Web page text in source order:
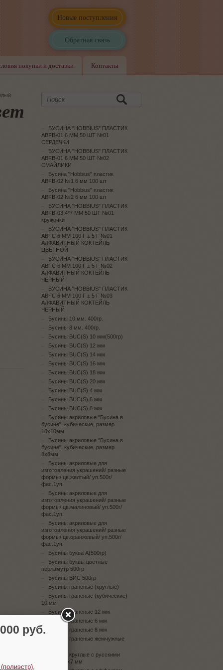
Новые поступления
Обратная связь
покупки и доставки Контакты
БУСИНА "HOBBIUS" ПЛАСТИК
ABFB-01 6 ММ 50 ШТ №01
СЕРДЕЧКИ
БУСИНА "HOBBIUS" ПЛАСТИК
ABFB-01 6 ММ 50 ШТ №02
СМАЙЛИКИ
Бусина "Hobbius" пластик
ABFB-02 №1 6 мм 100 шт
Бусина "Hobbius" пластик
ABFB-02 №2 6 мм 100 шт
БУСИНА "HOBBIUS" ПЛАСТИК
ABFB-03 4*7 ММ 50 ШТ №01
кружочки
БУСИНА "HOBBIUS" ПЛАСТИК
ABFC 6 ММ 100 Г ± 5 Г №01
АЛФАВИТНЫЙ КОКТЕЙЛЬ
ЦВЕТНОЙ
БУСИНА "HOBBIUS" ПЛАСТИК
ABFC 6 ММ 100 Г ± 5 Г №02
АЛФАВИТНЫЙ КОКТЕЙЛЬ
ЧЕРНЫЙ
БУСИНА "HOBBIUS" ПЛАСТИК
ABFC 6 ММ 100 Г ± 5 Г №03
АЛФАВИТНЫЙ КОКТЕЙЛЬ
ЧЕРНЫЙ
Бусины 10 мм. 400гр.
Бусины 8 мм. 400гр.
Бусины BUC(S) 10 мм(500гр)
Бусины BUC(S) 12 мм
Бусины BUC(S) 14 мм
Бусины BUC(S) 16 мм
Бусины BUC(S) 18 мм
Бусины BUC(S) 20 мм
Бусины BUC(S) 4 мм
Бусины BUC(S) 6 мм
Бусины BUC(S) 8 мм
Бусины акриловые "Бусина в
бусине", кубические, размер
10х10мм
Бусины акриловые "Бусина в
бусине", кубические, размер
8х8мм
Бусины акриловые для
изготовления украшений/ разные
формы/ цв.желтый/ уп.500г/
фас.1уп.
Бусины акриловые для
изготовления украшений/ разные
формы/ цв.малиновый/ уп.500г/
фас.1уп.
Бусины акриловые для
изготовления украшений/ разные
формы/ цв.оранжевый/ уп.500г/
фас.1уп.
Бусины буква А(500гр)
Бусины буквы цветные
перламутр 500гр
Бусины ВИС 500гр
Бусины граненые (круглые)
Бусины граненые (кубические)
10 мм
Бусины граненые 12 мм
Бусины граненые 6 мм
Бусины граненые 8 мм
Бусины граненые жемчужные
Бусины круглые с русскими
буквами 4х7 мм
руб.